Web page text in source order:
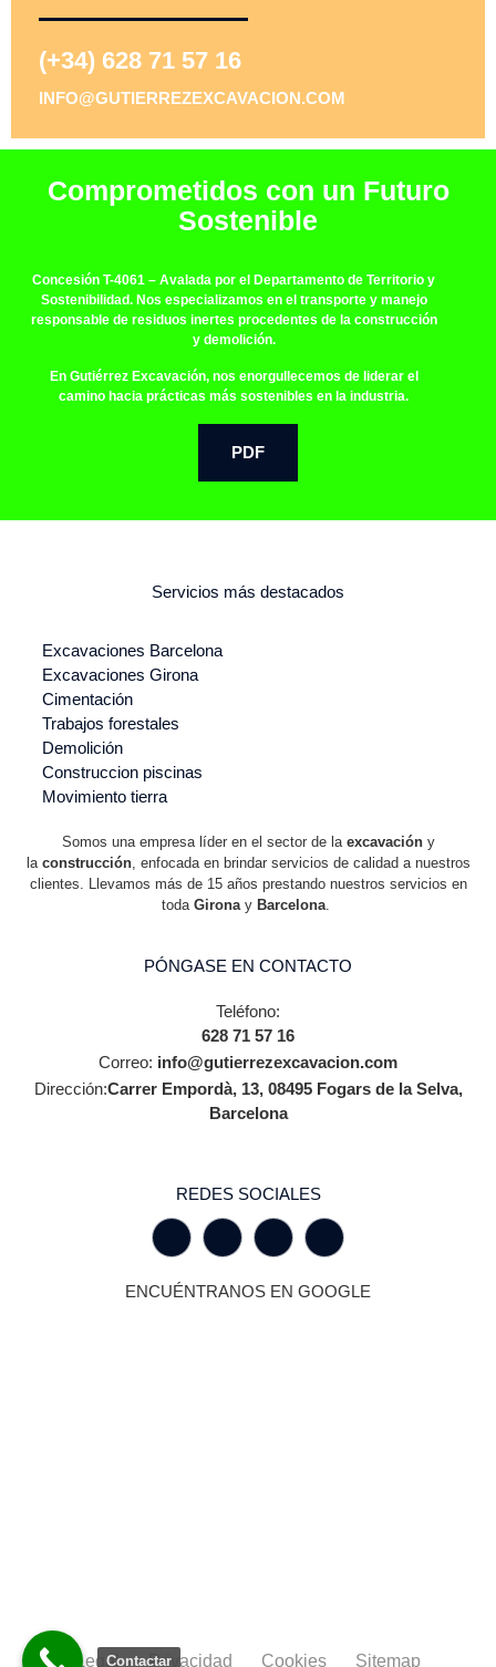
(+34) 628 71 57 16
INFO@GUTIERREZEXCAVACION.COM
Comprometidos con un Futuro
Sostenible
Concesión T-4061 – Avalada por el Departamento de Territorio y
Sostenibilidad. Nos especializamos en el transporte y manejo
responsable de residuos inertes procedentes de la construcción
y demolición.
En Gutiérrez Excavación, nos enorgullecemos de liderar el
camino hacia prácticas más sostenibles en la industria.
PDF
Servicios más destacados
Excavaciones Barcelona
Excavaciones Girona
Cimentación
Trabajos forestales
Demolición
Construccion piscinas
Movimiento tierra
Somos una empresa líder en el sector de la excavacióny
la construcción, enfocada en brindar servicios de calidad a nuestros
clientes. Llevamos más de 15 años prestando nuestros servicios en
toda Gironay Barcelona.
PÓNGASE EN CONTACTO
Teléfono:
628 71 57 16
Correo: info@gutierrezexcavacion.com
Dirección:Carrer Empordà, 13, 08495 Fogars de la Selva,
Barcelona
REDES SOCIALES
ENCUÉNTRANOS EN GOOGLE
Legal Privacidad Cookies Sitemap
Contactar